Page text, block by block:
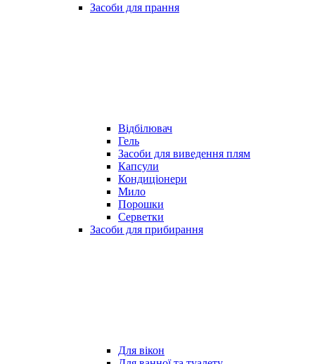
Засоби для прання
Відбілювач
Гель
Засоби для виведення плям
Капсули
Кондиціонери
Мило
Порошки
Серветки
Засоби для прибирання
Для вікон